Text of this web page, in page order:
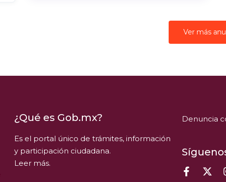
Ver más
¿Qué es Gob.mx?
Es el portal único de trámites, información
y participación ciudadana.
Leer más.
Denuncia